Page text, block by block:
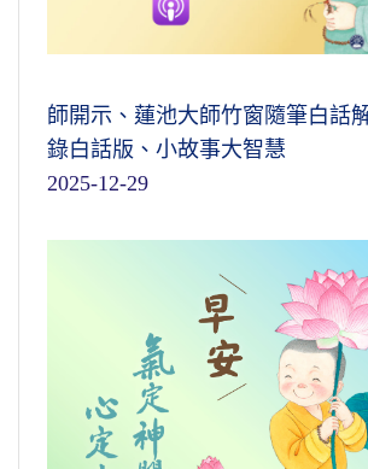
師開示、蓮池大師竹窗隨筆白話
錄白話版、小故事大智慧
2025-12-29